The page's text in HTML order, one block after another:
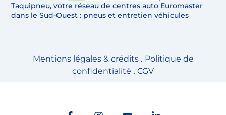
Taquipneu, votre réseau de centres auto Euromaster
dans le Sud-Ouest : pneus et entretien véhicules
Mentions légales & crédits. Politique de
confidentialité . CGV